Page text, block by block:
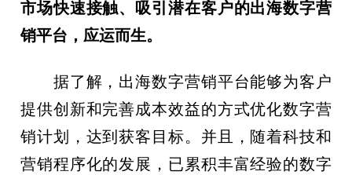
市场快速接触、吸引潜在客户的出海数字营
销平台，应运而生。
据了解，出海数字营销平台能够为客户
提供创新和完善成本效益的方式优化数字营
销计划，达到获客目标。并且，随着科技和
营销程序化的发展，已累积丰富经验的数字